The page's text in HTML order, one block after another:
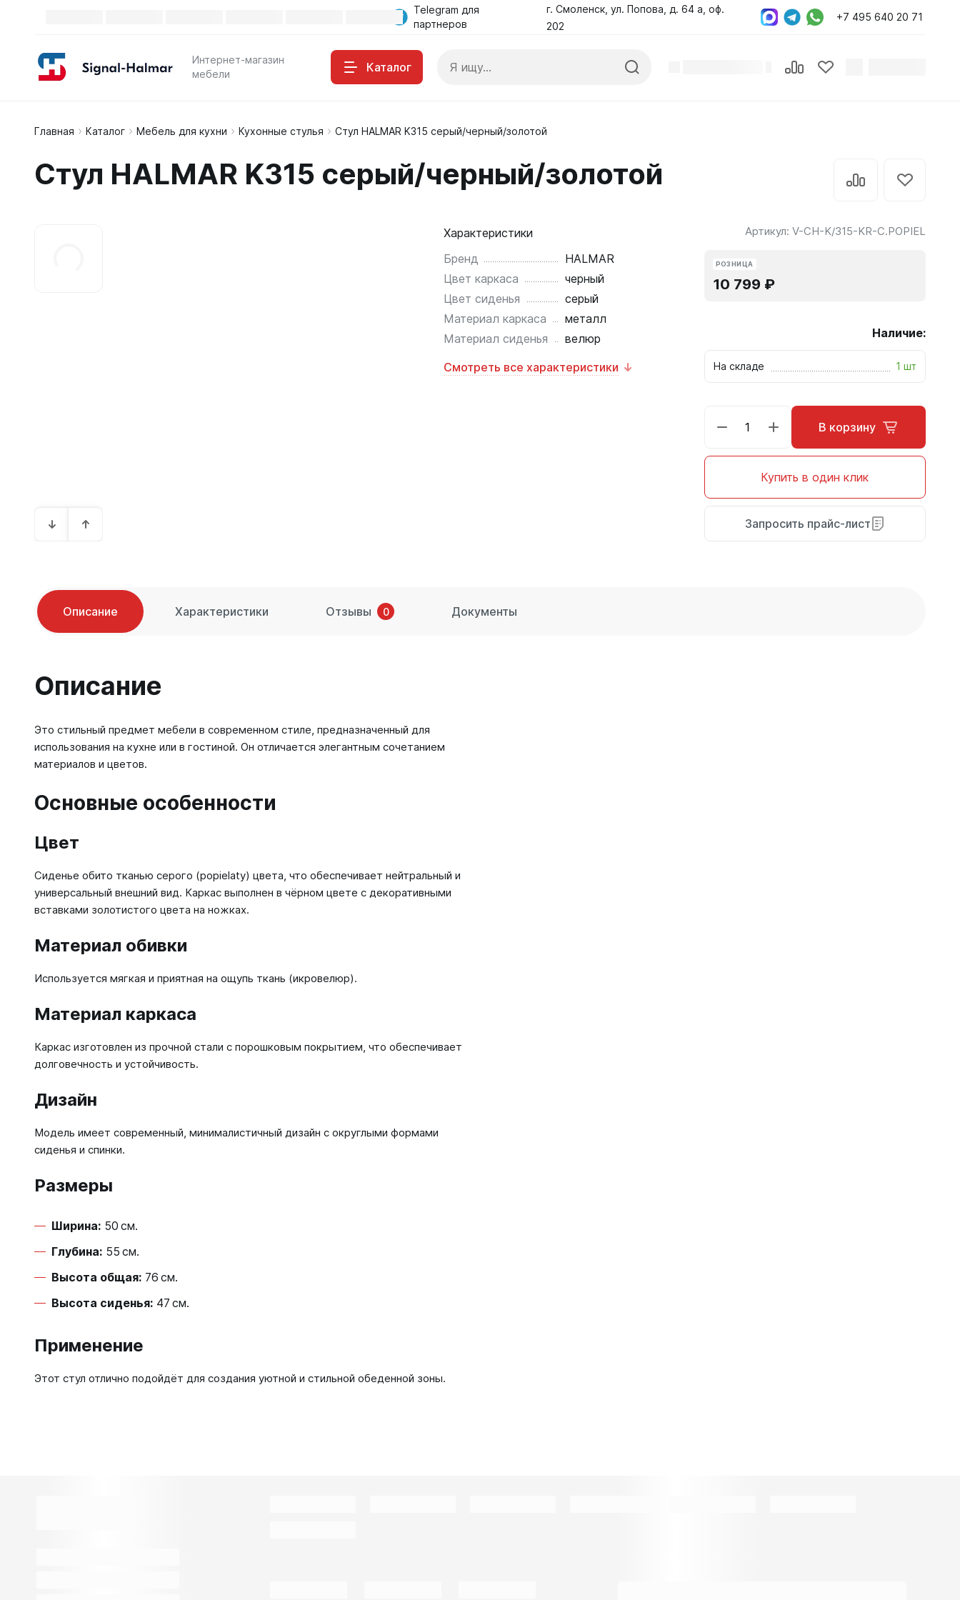
Telegram для
партнеров
г. Смоленск, ул. Попова, д. 64 а, оф.
202
+7 495 640 20 71
Интернет-магазин
мебели
Каталог
Главная Каталог Мебель для кухни Кухонные стулья Стул HALMAR K315 серый/черный/золотой
Стул HALMAR K315 серый/черный/золотой
Характеристики
Бренд
HALMAR
Цвет каркаса
черный
Цвет сиденья
серый
Материал каркаса
металл
Материал сиденья
велюр
Смотреть все характеристики
Артикул: V-CH-K/315-KR-C.POPIEL
РОЗНИЦА
10 799 ₽
Наличие:
На складе 1 шт
В корзину
Купить в один клик
Запросить прайс-лист
Описание Характеристики Отзывы 0 Документы
Описание
Это стильный предмет мебели в современном стиле, предназначенный для
использования на кухне или в гостиной. Он отличается элегантным сочетанием
материалов и цветов.
Основные особенности
Цвет
Сиденье обито тканью серого (popielaty) цвета, что обеспечивает нейтральный и
универсальный внешний вид. Каркас выполнен в чёрном цвете с декоративными
вставками золотистого цвета на ножках.
Материал обивки
Используется мягкая и приятная на ощупь ткань (икровелюр).
Материал каркаса
Каркас изготовлен из прочной стали с порошковым покрытием, что обеспечивает
долговечность и устойчивость.
Дизайн
Модель имеет современный, минималистичный дизайн с округлыми формами
сиденья и спинки.
Размеры
Ширина: 50 см.
Глубина: 55 см.
Высота общая: 76 см.
Высота сиденья: 47 см.
Применение
Этот стул отлично подойдёт для создания уютной и стильной обеденной зоны.